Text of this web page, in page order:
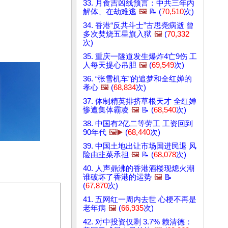
33. 月食吉凶线预言：中共三年内
解体、在劫难逃 🖼️ 📝 (70,510次)
34. 香港“反共斗士”古思尧病逝 曾
多次焚烧五星旗入狱 🖼️ (70,332
次)
35. 重庆一隧道发生爆炸4亡9伤 工
人每天提心吊胆 🖼️ (69,549次)
36. “张雪机车”的追梦和全红婵的
孝心 🖼️ (68,834次)
37. 体制精英排挤草根天才 全红婵
惨遭集体霸凌 🖼️ 📝 (68,540次)
38. 中国有2亿二等劳工 工资回到
90年代 🖼️▶️ (68,440次)
39. 中国土地出让市场国进民退 风
险由韭菜承担 🖼️ 📝 (68,078次)
40. 人声鼎沸的香港酒楼现熄火潮
谁破坏了香港的运势 🖼️ 📝
(67,870次)
41. 五网红一周内去世 心梗不再是
老年病 🖼️ (66,935次)
42. 对中投资仅剩 3.7% 赖清德：